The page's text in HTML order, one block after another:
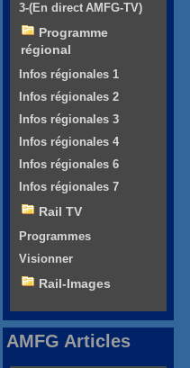
3-(En direct AMFG-TV)
Programme
régional
Infos régionales 1
Infos régionales 2
Infos régionales 3
Infos régionales 4
Infos régionales 6
Infos régionales 7
Rail TV
Programmes
Visionner
Rail-Images
AMFG Articles